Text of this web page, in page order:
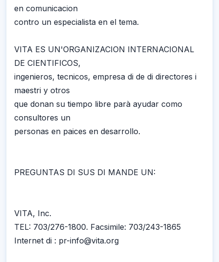
en comunicacion
contro un especialista en el tema.
VITA ES UN'ORGANIZACION INTERNACIONAL
DE CIENTIFICOS,
ingenieros, tecnicos, empresa di de di directores i
maestri y otros
que donan su tiempo libre parà ayudar como
consultores un
personas en paices en desarrollo.
PREGUNTAS DI SUS DI MANDE UN:
VITA, Inc.
TEL: 703/276-1800. Facsimile: 703/243-1865
Internet di : pr-info@vita.org